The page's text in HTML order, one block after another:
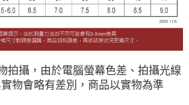
拍攝，由於電腦螢幕色差、拍攝光線
物會略有差別，商品以實物為準